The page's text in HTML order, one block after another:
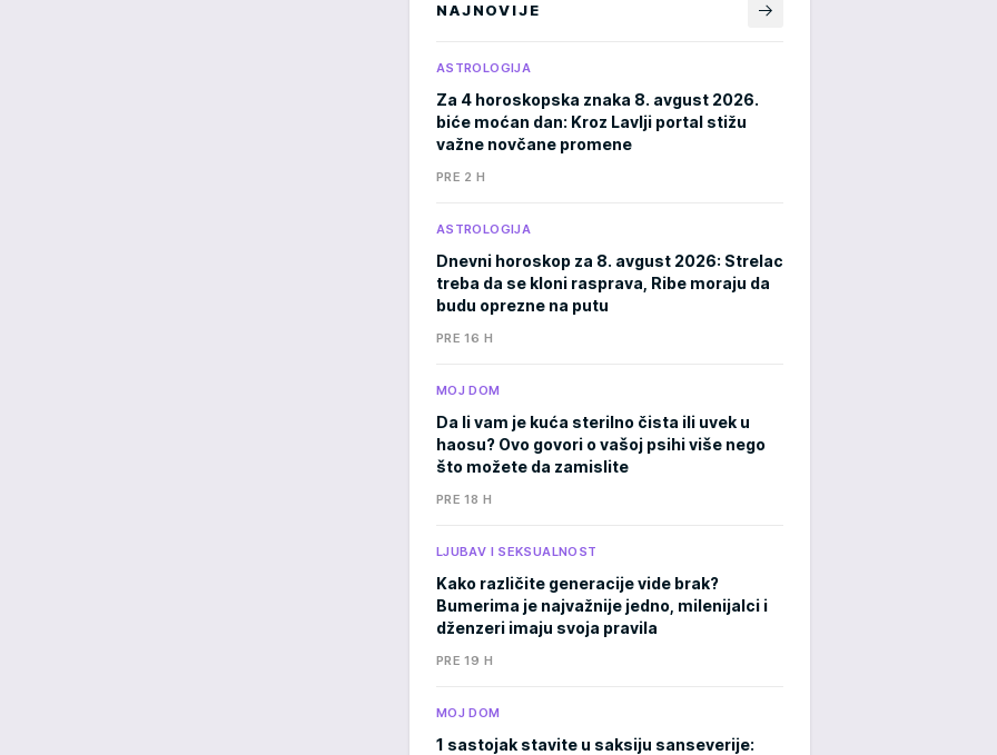
NAJNOVIJE
ASTROLOGIJA
Za 4 horoskopska znaka 8. avgust 2026.
biće moćan dan: Kroz Lavlji portal stižu
važne novčane promene
PRE 2 H
ASTROLOGIJA
Dnevni horoskop za 8. avgust 2026: Strelac
treba da se kloni rasprava, Ribe moraju da
budu oprezne na putu
PRE 16 H
MOJ DOM
Da li vam je kuća sterilno čista ili uvek u
haosu? Ovo govori o vašoj psihi više nego
što možete da zamislite
PRE 18 H
LJUBAV I SEKSUALNOST
Kako različite generacije vide brak?
Bumerima je najvažnije jedno, milenijalci i
dženzeri imaju svoja pravila
PRE 19 H
MOJ DOM
1 sastojak stavite u saksiju sanseverije: